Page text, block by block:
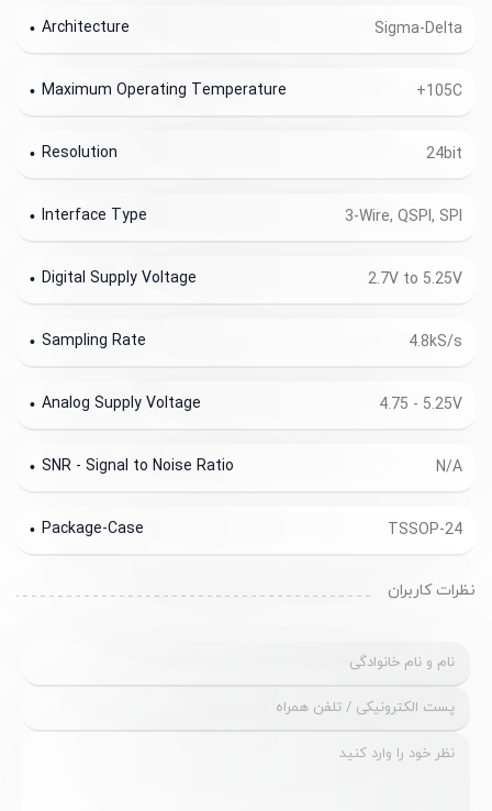
Sigma-Delta
Architecture
+105C
Maximum Operating Temperature
24bit
Resolution
3-Wire, QSPI, SPI
Interface Type
2.7V to 5.25V
Digital Supply Voltage
4.8kS/s
Sampling Rate
4.75 - 5.25V
Analog Supply Voltage
N/A
SNR - Signal to Noise Ratio
TSSOP-24
Package-Case
نظرات کاربران